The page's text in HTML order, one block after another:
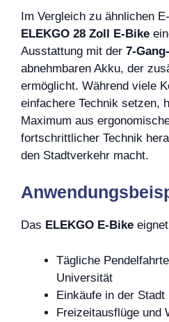
Im Vergleich zu ähnlichen
ELEKGO 28 Zoll E-Bike
Ausstattung mit der 7-
abnehmbaren Akku, der
ermöglicht. Während viele
einfachere Technik setzen,
Maximum aus
fortschrittlicher Technik
den Stadtverkehr macht.
Das ELEKGO E-Bike
Tägliche
Universität
Einkäufe in der Stadt
Freizeitausflüge und